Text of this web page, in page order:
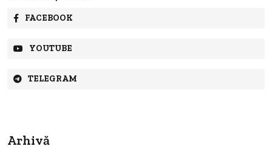
FACEBOOK
YOUTUBE
TELEGRAM
Arhivă